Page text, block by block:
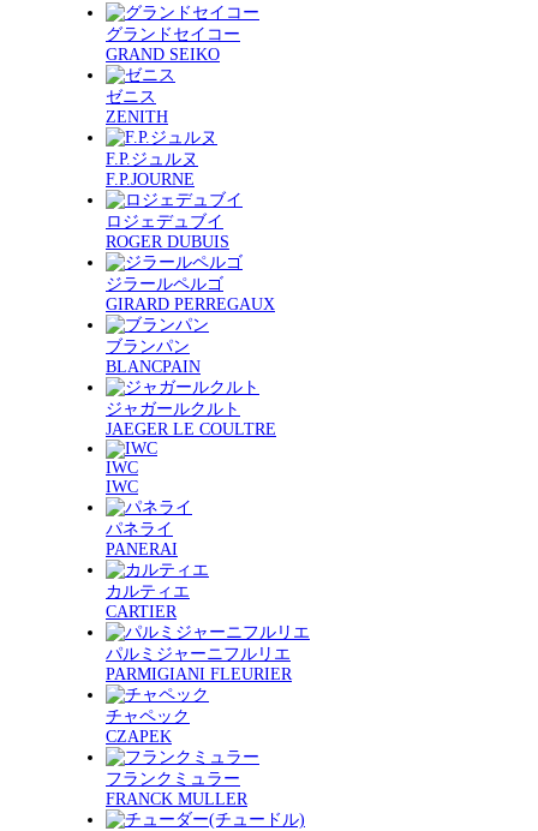
グランドセイコー
GRAND SEIKO
ゼニス
ZENITH
F.P.ジュルヌ
F.P.JOURNE
ロジェデュブイ
ROGER DUBUIS
ジラールペルゴ
GIRARD PERREGAUX
ブランパン
BLANCPAIN
ジャガールクルト
JAEGER LE COULTRE
IWC
IWC
パネライ
PANERAI
カルティエ
CARTIER
パルミジャーニフルリエ
PARMIGIANI FLEURIER
チャペック
CZAPEK
フランクミュラー
FRANCK MULLER